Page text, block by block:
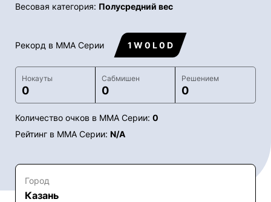
Весовая категория: Полусредний вес
Рекорд в ММА Серии 1 W 0 L 0 D
Нокауты
0
Сабмишен
0
Решением
0
Количество очков в ММА Серии: 0
Рейтинг в ММА Серии: N/A
Город
Казань